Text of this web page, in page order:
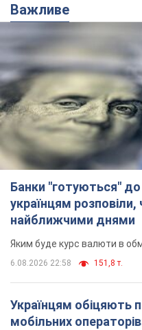
Важливе
Банки "готуються"
українцям розповіли,
найближчими днями
Яким буде курс валюти в
6.08.2026 22:58 151,8 т.
Українцям обіцяють
мобільних